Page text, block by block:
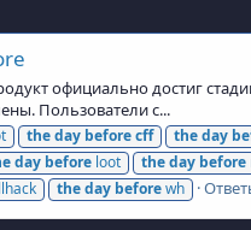
официально достиг
Пользователи с...
theday beforecff theday
day before loot theday before
theday beforewh